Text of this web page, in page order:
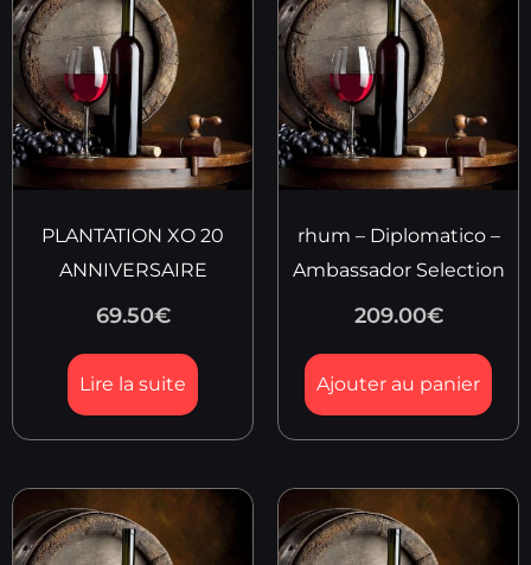
PLANTATION XO 20
ANNIVERSAIRE
69.50€
Lire la suite
rhum – Diplomatico –
Ambassador Selection
209.00€
Ajouter au panier